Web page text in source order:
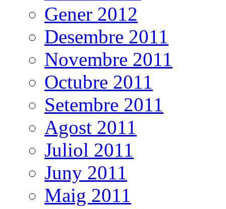
Gener 2012
Desembre 2011
Novembre 2011
Octubre 2011
Setembre 2011
Agost 2011
Juliol 2011
Juny 2011
Maig 2011